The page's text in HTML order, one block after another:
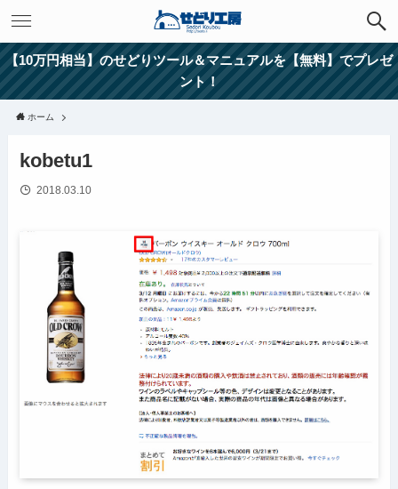
【10万円相当】のせどりツール＆マニュアルを【無料】でプレゼ
ント！
ホーム
kobetu1
2018.03.10